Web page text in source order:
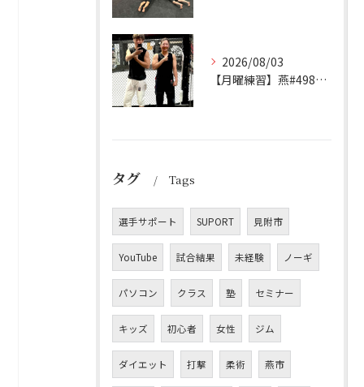
2026/08/03
【月曜練習】燕#4982見附#491
タグ Tags
選手サポート SUPORT 見附市
YouTube 試合結果 未経験 ノーギ
パソコン クラス 塾 セミナー
キッズ 初心者 女性 ジム
ダイエット 打撃 柔術 燕市